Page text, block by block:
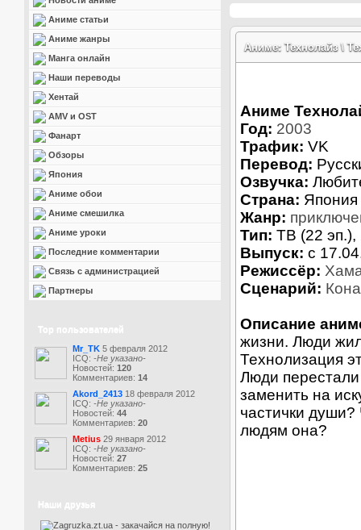
Аниме статьи
Аниме жанры
Манга онлайн
Наши переводы
Хентай
AMV и OST
Фанарт
Обзоры
Япония
Аниме обои
Аниме смешилка
Аниме уроки
Последние комментарии
Связь с администрацией
Партнеры
Top пользователей
Mr_TK 5 февраля 2012
ICQ: -Не указано-
Новостей: 120
Комментариев: 14
Akord_2413 18 февраля 2012
ICQ: -Не указано-
Новостей: 44
Комментариев: 20
Metius 29 января 2012
ICQ: -Не указано-
Новостей: 27
Комментариев: 25
Наши друзья
Аниме: Технолайз \
Аниме
Год: 2003
Трафик: VK
Перевод:
Озвучка:
Страна: Япония
Жанр:
Тип: ТВ (22
Выпуск: c
Режиссёр:
Сценарий:
Описание
жизни. Люди
Технолизация
Люди перестали
заменить на
частички
людям она?